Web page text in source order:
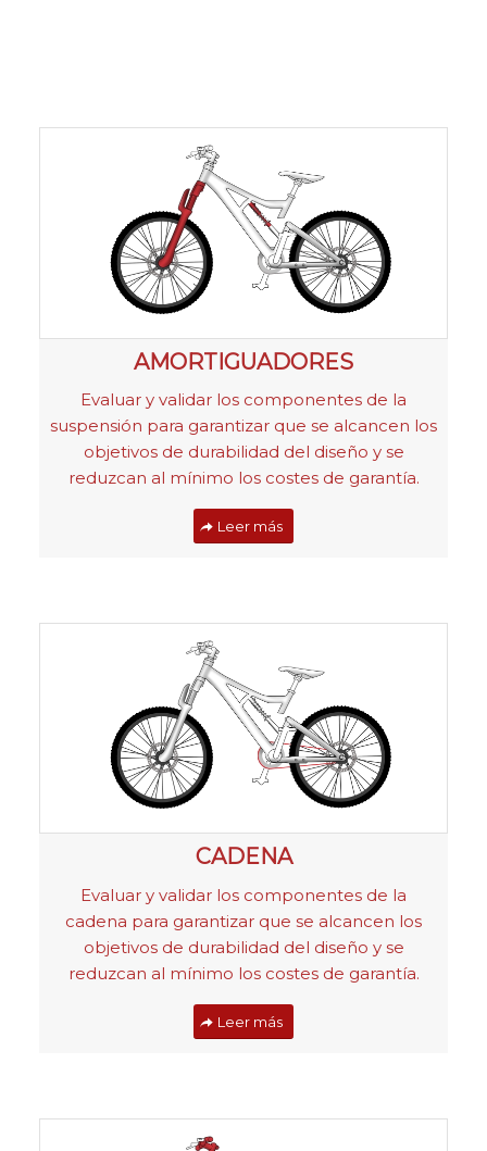
AMORTIGUADORES
Evaluar y validar los componentes de la
suspensión para garantizar que se alcancen los
objetivos de durabilidad del diseño y se
reduzcan al mínimo los costes de garantía.
Leer más
CADENA
Evaluar y validar los componentes de la
cadena para garantizar que se alcancen los
objetivos de durabilidad del diseño y se
reduzcan al mínimo los costes de garantía.
Leer más